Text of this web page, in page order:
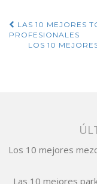
de
LAS 10 MEJORES
PROFESIONALES
LOS 10
Los 10 mejores
Las 10 mejores